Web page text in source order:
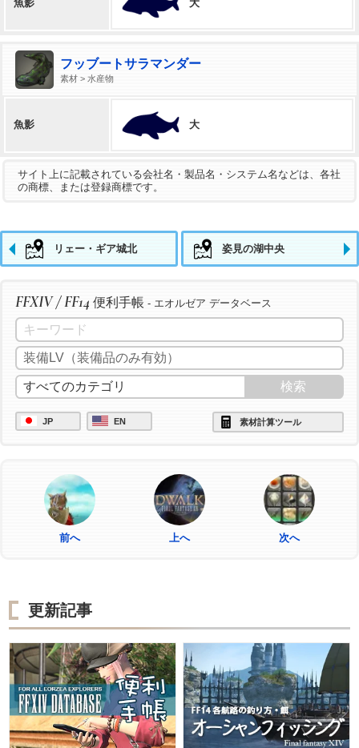
魚影 大
フッブートサラマンダー
素材 > 水産物
魚影 大
サイト上に記載されている会社名・製品名・システム名などは、各社
の商標、または登録商標です。
リェー・ギア城北 姿見の湖中央
FFXIV / FF14 便利手帳 - エオルゼア データベース
JP EN 素材計算ツール
前へ 上へ 次へ
更新記事